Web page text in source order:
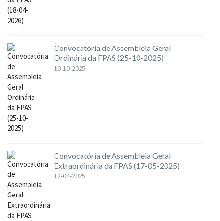
Convocatória de Assembleia Geral
Ordinária da FPAS (25-10-2025)
10-10-2025
Convocatória de Assembleia Geral
Extraordinária da FPAS (17-05-2025)
12-04-2025